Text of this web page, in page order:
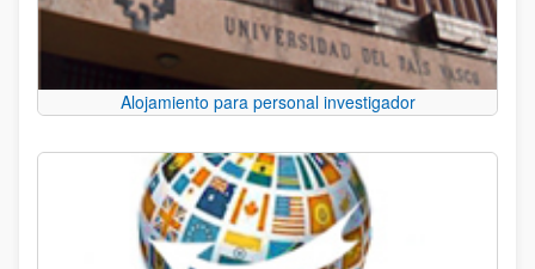
Alojamiento para personal investigador